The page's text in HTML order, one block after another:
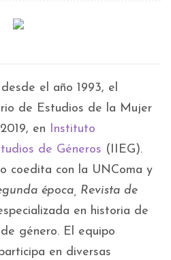
el año 1993, el
de Estudios de la Mujer
en Instituto
de Géneros (IIEG).
coedita con la UNComa y
época, Revista de
en historia de
género. El equipo
en diversas